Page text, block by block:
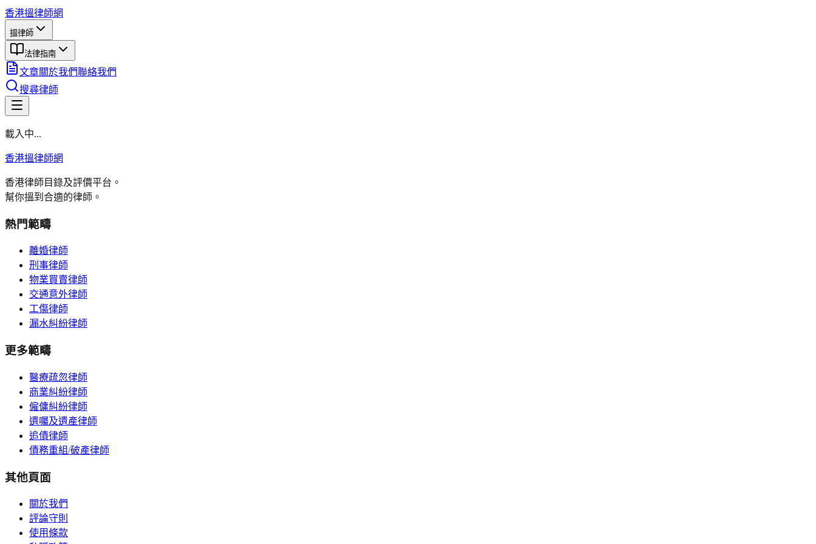
香港搵律師網
搵律師
法律指南
文章關於我們聯絡我們
搜尋律師
載入中...
香港搵律師網
香港律師目錄及評價平台。
幫你搵到合適的律師。
熱門範疇
離婚律師
刑事律師
物業買賣律師
交通意外律師
工傷律師
漏水糾紛律師
更多範疇
醫療疏忽律師
商業糾紛律師
僱傭糾紛律師
遺囑及遺產律師
追債律師
債務重組/破產律師
其他頁面
關於我們
評論守則
使用條款